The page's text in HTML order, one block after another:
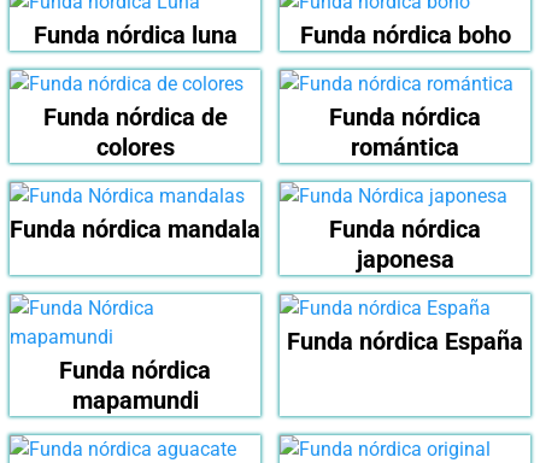
Funda nórdica luna Funda nórdica boho
Funda nórdica de
colores
Funda nórdica
romántica
Funda nórdica mandala
Funda nórdica
japonesa
Funda nórdica
mapamundi
Funda nórdica España